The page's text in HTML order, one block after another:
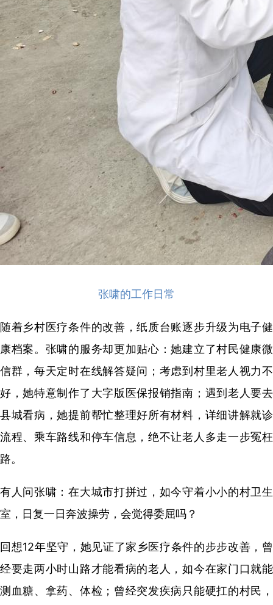
张啸的工作日常
随着乡村医疗条件的改善，纸质台账逐步升级为电子健
康档案。张啸的服务却更加贴心：她建立了村民健康微
信群，每天定时在线解答疑问；考虑到村里老人视力不
好，她特意制作了大字版医保报销指南；遇到老人要去
县城看病，她提前帮忙整理好所有材料，详细讲解就诊
流程、乘车路线和停车信息，绝不让老人多走一步冤枉
路。
有人问张啸：在大城市打拼过，如今守着小小的村卫生
室，日复一日奔波操劳，会觉得委屈吗？
回想12年坚守，她见证了家乡医疗条件的步步改善，曾
经要走两小时山路才能看病的老人，如今在家门口就能
测血糖、拿药、体检；曾经突发疾病只能硬扛的村民，